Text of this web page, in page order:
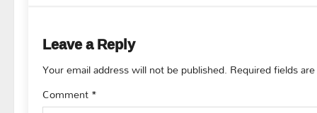
n
a
v
Leave a Reply
Your email address will not be published. Required fields
Comment*